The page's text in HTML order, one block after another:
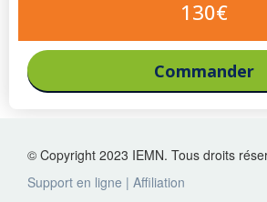
130€
Commander
© Copyright 2023 IEMN. Tous droits
Support en ligne | Affiliation